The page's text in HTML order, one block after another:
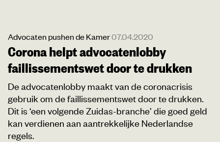
Advocaten pushen de Kamer07.04.2020
Corona helpt advocatenlobby
faillissementswet door te drukken
De advocatenlobby maakt van de coronacrisis
gebruik om de faillissementswet door te drukken.
Dit is ‘een volgende Zuidas-branche’ die goed geld
kan verdienen aan aantrekkelijke Nederlandse
regels.